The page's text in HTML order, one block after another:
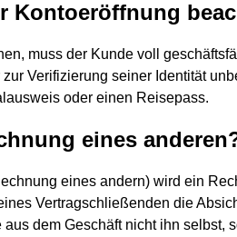
Kontoeröffnung
muss der Kunde voll
Verifizierung seiner Identität
oder einen Reisepass.
eines
eines andern) wird ein
Vertragschließenden die
dem Geschäft nicht ihn selbst,